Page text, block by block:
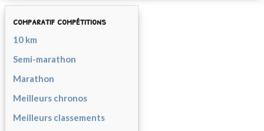
comparatif compétitions
10 km
Semi-marathon
Marathon
Meilleurs chronos
Meilleurs classements